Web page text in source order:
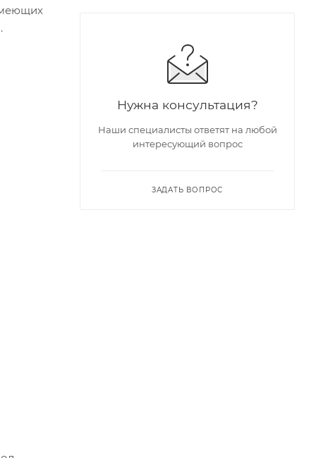
Нужна консультация?
Наши специалисты ответят на любой
интересующий вопрос
ЗАДАТЬ ВОПРОС